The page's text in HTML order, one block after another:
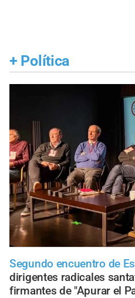
+ Política
Segundo encuentro de
dirigentes radicales
firmantes de "Apurar el